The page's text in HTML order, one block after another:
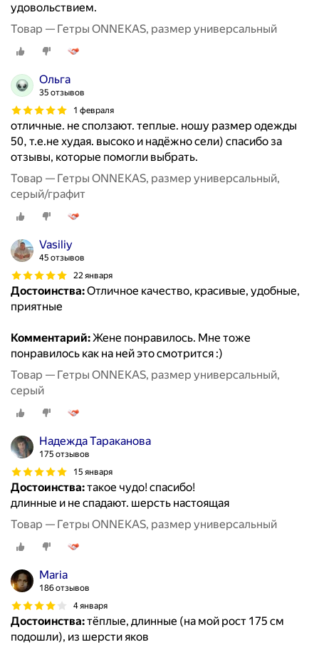
удовольствием.
Товар — Гетры ONNEKAS, размер универсальный
Ольга
35 отзывов
1 февраля
отличные. не сползают. теплые. ношу размер одежды
50, т.е.не худая. высоко и надёжно сели) спасибо за
отзывы, которые помогли выбрать.
Товар — Гетры ONNEKAS, размер универсальный,
серый/графит
Vasiliy
45 отзывов
22 января
Достоинства:Отличное качество, красивые, удобные,
приятные
Комментарий:Жене понравилось. Мне тоже
понравилось как на ней это смотрится :)
Товар — Гетры ONNEKAS, размер универсальный,
серый
Надежда Тараканова
175 отзывов
15 января
Достоинства:такое чудо! спасибо!
длинные и не спадают. шерсть настоящая
Товар — Гетры ONNEKAS, размер универсальный
Maria
186 отзывов
4 января
Достоинства:тёплые, длинные (на мой рост 175 см
подошли), из шерсти яков